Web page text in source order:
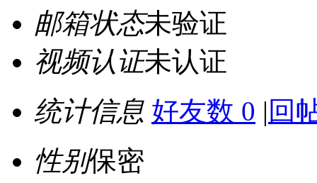
邮箱状态未验证
视频认证未认证
统计信息 好友数 0 | 回
性别保密